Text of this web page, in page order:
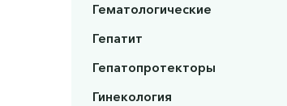
Гематологические
Гепатит
Гепатопротекторы
Гинекология